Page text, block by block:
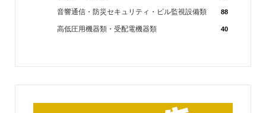
音響通信・防災セキュリティ・ビル監視設備類 88
高低圧用機器類・受配電機器類 40